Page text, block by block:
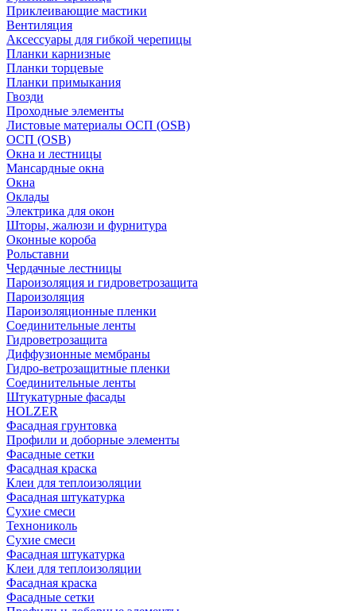
Приклеивающие мастики
Вентиляция
Аксессуары для гибкой черепицы
Планки карнизные
Планки торцевые
Планки примыкания
Гвозди
Проходные элементы
Листовые материалы ОСП (OSB)
ОСП (OSB)
Окна и лестницы
Мансардные окна
Окна
Оклады
Электрика для окон
Шторы, жалюзи и фурнитура
Оконные короба
Рольставни
Чердачные лестницы
Пароизоляция и гидроветрозащита
Пароизоляция
Пароизоляционные пленки
Соединительные ленты
Гидроветрозащита
Диффузионные мембраны
Гидро-ветрозащитные пленки
Соединительные ленты
Штукатурные фасады
HOLZER
Фасадная грунтовка
Профили и доборные элементы
Фасадные сетки
Фасадная краска
Клеи для теплоизоляции
Фасадная штукатурка
Сухие смеси
Технониколь
Сухие смеси
Фасадная штукатурка
Клеи для теплоизоляции
Фасадная краска
Фасадные сетки